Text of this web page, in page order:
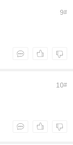
9#
10#